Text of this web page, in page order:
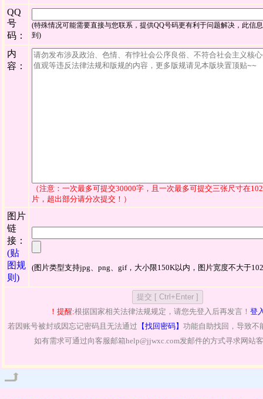
QQ
号
码：
(特殊情况可能需要直接与您联系，提供QQ号码更有利于问题解决，此信
到)
内
容：
（注意：一次最多可提交30000字，且一次最多可提交三张尺寸在
片，超出部分请分次提交！）
图片
链
接：
(贴
图规
则)
(图片类型支持jpg、png、gif，大小限150K以内，图片宽度不大于
！提醒:根据国家相关法律法规规定，请您先登入后再发言！ 登
若因账号被封或因忘记密码且无法通过 【找回密码】 功能自助找回，导致不
如有需求可通过向客服邮箱help@jjwxc.com发邮件的方式寻求网站